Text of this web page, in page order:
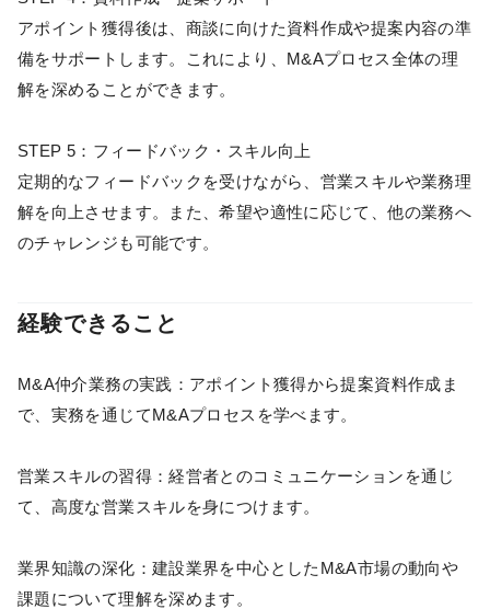
アポイント獲得後は、商談に向けた資料作成や提案内容の準
備をサポートします。これにより、M&Aプロセス全体の理
解を深めることができます。​
STEP 5：フィードバック・スキル向上
定期的なフィードバックを受けながら、営業スキルや業務理
解を向上させます。また、希望や適性に応じて、他の業務へ
のチャレンジも可能です。​
経験できること
M&A仲介業務の実践：​アポイント獲得から提案資料作成ま
で、実務を通じてM&Aプロセスを学べます。
営業スキルの習得：​経営者とのコミュニケーションを通じ
て、高度な営業スキルを身につけます。
業界知識の深化：​建設業界を中心としたM&A市場の動向や
課題について理解を深めます。